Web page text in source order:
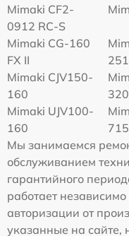
Mimaki CF2-
0912 RC-S
Mimaki CG-160
FX II
Mimaki СJV150-
160
320
Mimaki UJV100-
160
Мы занимаемся
обслуживанием
гарантийного
работает
авторизации от
указанные на сайте,